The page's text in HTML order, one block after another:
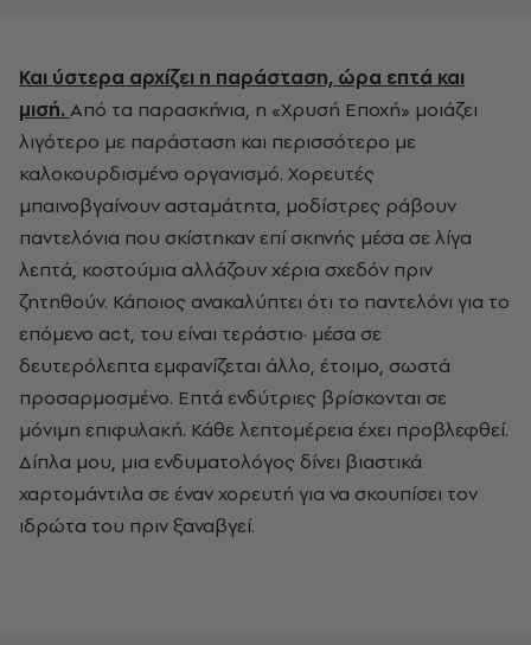
Και ύστερα αρχίζει η παράσταση, ώρα επτά και
μισή. Από τα παρασκήνια, η «Χρυσή Εποχή» μοιάζει
λιγότερο με παράσταση και περισσότερο με
καλοκουρδισμένο οργανισμό. Χορευτές
μπαινοβγαίνουν ασταμάτητα, μοδίστρες ράβουν
παντελόνια που σκίστηκαν επί σκηνής μέσα σε λίγα
λεπτά, κοστούμια αλλάζουν χέρια σχεδόν πριν
ζητηθούν. Κάποιος ανακαλύπτει ότι το παντελόνι για το
επόμενο act, του είναι τεράστιο· μέσα σε
δευτερόλεπτα εμφανίζεται άλλο, έτοιμο, σωστά
προσαρμοσμένο. Επτά ενδύτριες βρίσκονται σε
μόνιμη επιφυλακή. Κάθε λεπτομέρεια έχει προβλεφθεί.
Δίπλα μου, μια ενδυματολόγος δίνει βιαστικά
χαρτομάντιλα σε έναν χορευτή για να σκουπίσει τον
ιδρώτα του πριν ξαναβγεί.